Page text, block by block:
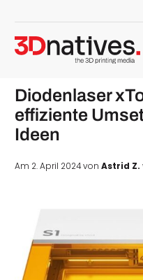
Diodenlaser
effiziente
Ideen
Am 2. April 2024 von Astrid Z.